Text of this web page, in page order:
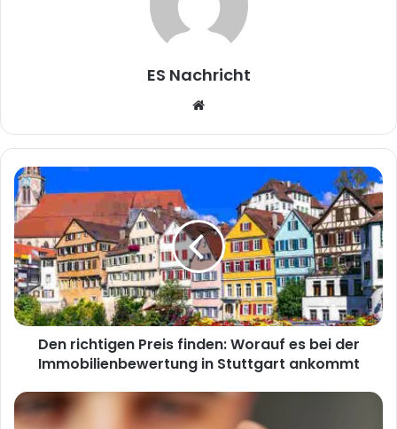
ES Nachricht
b
s
t
e
Den richtigen Preis finden: Worauf es bei der
Immobilienbewertung in Stuttgart ankommt